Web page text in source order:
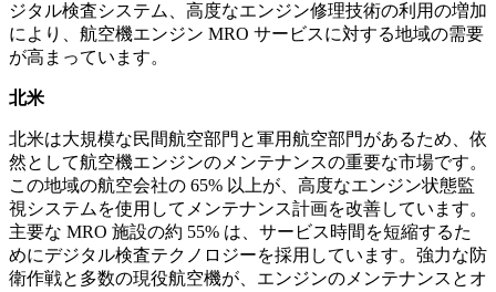
ジタル検査システム、高度なエンジン修理技術の利用の増加
により、航空機エンジン MRO サービスに対する地域の需要
が高まっています。
北米
北米は大規模な民間航空部門と軍用航空部門があるため、依
然として航空機エンジンのメンテナンスの重要な市場です。
この地域の航空会社の 65% 以上が、高度なエンジン状態監
視システムを使用してメンテナンス計画を改善しています。
主要な MRO 施設の約 55% は、サービス時間を短縮するた
めにデジタル検査テクノロジーを採用しています。強力な防
衛作戦と多数の現役航空機が、エンジンのメンテナンスとオ